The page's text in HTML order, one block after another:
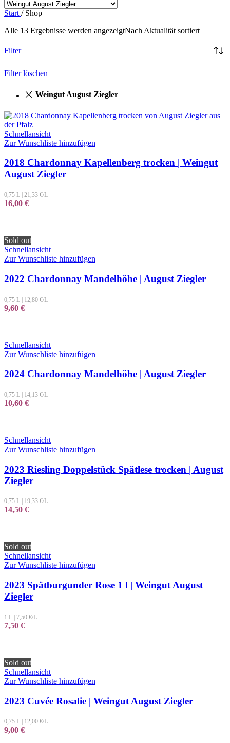
Start / Shop
Alle 13 Ergebnisse werden angezeigtNach Aktualität sortiert
Filter
Filter löschen
Weingut August Ziegler
Schnellansicht
Zur Wunschliste hinzufügen
2018 Chardonnay Kapellenberg trocken | Weingut
August Ziegler
0,75 L 21,33 €/L
16,00 €
Sold out
Schnellansicht
Zur Wunschliste hinzufügen
2022 Chardonnay Mandelhöhe | August Ziegler
0,75 L | 12,80 €/L
9,60 €
Schnellansicht
Zur Wunschliste hinzufügen
2024 Chardonnay Mandelhöhe | August Ziegler
0,75 L 14,13 €/L
10,60 €
Schnellansicht
Zur Wunschliste hinzufügen
2023 Riesling Doppelstück Spätlese trocken | August
Ziegler
0,75 L 19,33 €/L
14,50 €
Sold out
Schnellansicht
Zur Wunschliste hinzufügen
2023 Spätburgunder Rose 1 l | Weingut August
Ziegler
1 L | 7,50 €/L
7,50 €
Sold out
Schnellansicht
Zur Wunschliste hinzufügen
2023 Cuvée Rosalie | Weingut August Ziegler
0,75 L 12,00 €/L
9,00 €